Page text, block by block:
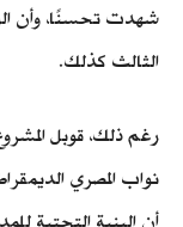
شهدت تحسنًا، وأن
الثالث كذلك.
رغم ذلك، قوبل
نواب المصري
أن البنية التحتية